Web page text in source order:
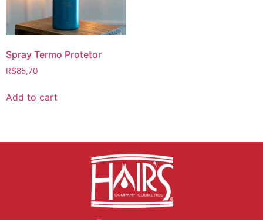
Spray Termo Protetor
R$85,70
Add to cart